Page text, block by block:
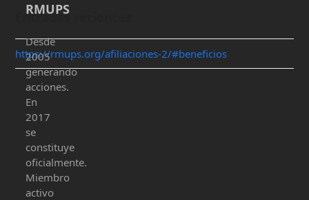
Entradas recientes
https://rmups.org/afiliaciones-2/#beneficios
RMUPS
Desde
2005
generando
acciones.
En
2017
se
constituye
oficialmente.
Miembro
activo